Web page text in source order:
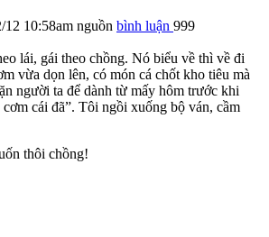
12 10:58am nguồn bình luận 999
lái, gái theo chồng. Nó biểu về thì về đi
vừa dọn lên, có món cá chốt kho tiêu mà
người ta để dành từ mấy hôm trước khi
cái đã”. Tôi ngồi xuống bộ ván, cầm